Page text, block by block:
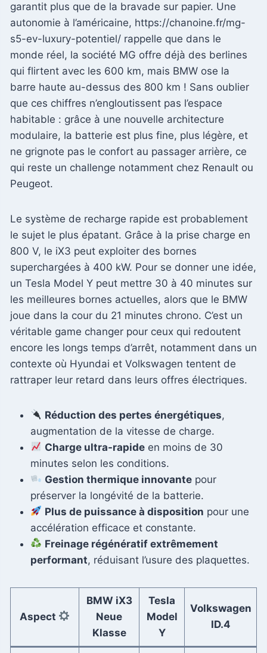
garantit plus que de la bravade sur papier. Une
autonomie à l’américaine, https://chanoine.fr/mg-
s5-ev-luxury-potentiel/ rappelle que dans le
monde réel, la société MG offre déjà des berlines
qui flirtent avec les 600 km, mais BMW ose la
barre haute au-dessus des 800 km ! Sans oublier
que ces chiffres n’engloutissent pas l’espace
habitable : grâce à une nouvelle architecture
modulaire, la batterie est plus fine, plus légère, et
ne grignote pas le confort au passager arrière, ce
qui reste un challenge notamment chez Renault ou
Peugeot.
Le système de recharge rapide est probablement
le sujet le plus épatant. Grâce à la prise charge en
800 V, le iX3 peut exploiter des bornes
superchargées à 400 kW. Pour se donner une idée,
un Tesla Model Y peut mettre 30 à 40 minutes sur
les meilleures bornes actuelles, alors que le BMW
joue dans la cour du 21 minutes chrono. C’est un
véritable game changer pour ceux qui redoutent
encore les longs temps d’arrêt, notamment dans un
contexte où Hyundai et Volkswagen tentent de
rattraper leur retard dans leurs offres électriques.
Réduction des pertes énergétiques,
augmentation de la vitesse de charge.
Charge ultra-rapide en moins de 30
minutes selon les conditions.
Gestion thermique innovante pour
préserver la longévité de la batterie.
Plus de puissance à disposition pour une
accélération efficace et constante.
Freinage régénératif extrêmement
performant, réduisant l’usure des plaquettes.
Aspect
BMW iX3
Neue
Klasse
Tesla
Model
Y
Volkswagen
ID.4